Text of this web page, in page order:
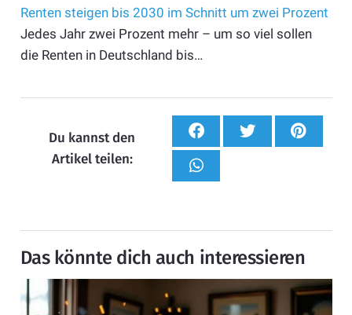
Renten steigen bis 2030 im Schnitt um zwei Prozent
Jedes Jahr zwei Prozent mehr – um so viel sollen
die Renten in Deutschland bis…
Du kannst den
Artikel teilen:
Das könnte dich auch interessieren